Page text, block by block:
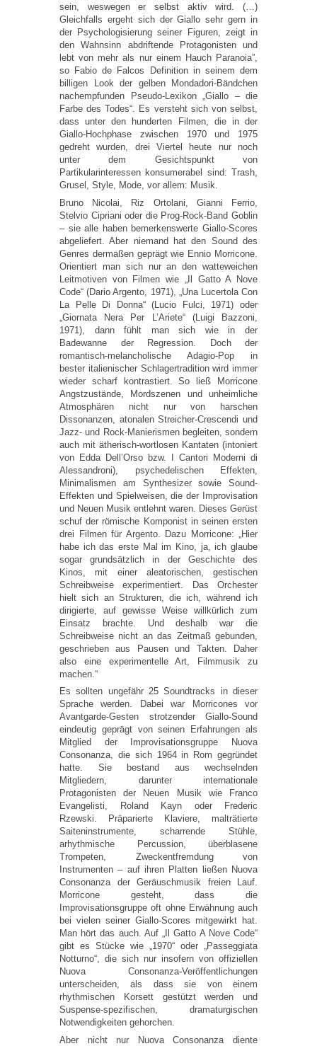
sein, weswegen er selbst aktiv wird. (…)
Gleichfalls ergeht sich der Giallo sehr gern in
der Psychologisierung seiner Figuren, zeigt in
den Wahnsinn abdriftende Protagonisten und
lebt von mehr als nur einem Hauch Paranoia”,
so Fabio de Falcos Definition in seinem dem
billigen Look der gelben Mondadori-Bändchen
nachempfunden Pseudo-Lexikon „Giallo – die
Farbe des Todes“. Es versteht sich von selbst,
dass unter den hunderten Filmen, die in der
Giallo-Hochphase zwischen 1970 und 1975
gedreht wurden, drei Viertel heute nur noch
unter dem Gesichtspunkt von
Partikularinteressen konsumerabel sind: Trash,
Grusel, Style, Mode, vor allem: Musik.
Bruno Nicolai, Riz Ortolani, Gianni Ferrio,
Stelvio Cipriani oder die Prog-Rock-Band Goblin
– sie alle haben bemerkenswerte Giallo-Scores
abgeliefert. Aber niemand hat den Sound des
Genres dermaßen geprägt wie Ennio Morricone.
Orientiert man sich nur an den watteweichen
Leitmotiven von Filmen wie „Il Gatto A Nove
Code“ (Dario Argento, 1971), „Una Lucertola Con
La Pelle Di Donna“ (Lucio Fulci, 1971) oder
„Giornata Nera Per L’Ariete“ (Luigi Bazzoni,
1971), dann fühlt man sich wie in der
Badewanne der Regression. Doch der
romantisch-melancholische Adagio-Pop in
bester italienischer Schlagertradition wird immer
wieder scharf kontrastiert. So ließ Morricone
Angstzustände, Mordszenen und unheimliche
Atmosphären nicht nur von harschen
Dissonanzen, atonalen Streicher-Crescendi und
Jazz- und Rock-Manierismen begleiten, sondern
auch mit ätherisch-wortlosen Kantaten (intoniert
von Edda Dell’Orso bzw. I Cantori Moderni di
Alessandroni), psychedelischen Effekten,
Minimalismen am Synthesizer sowie Sound-
Effekten und Spielweisen, die der Improvisation
und Neuen Musik entlehnt waren. Dieses Gerüst
schuf der römische Komponist in seinen ersten
drei Filmen für Argento. Dazu Morricone: „Hier
habe ich das erste Mal im Kino, ja, ich glaube
sogar grundsätzlich in der Geschichte des
Kinos, mit einer aleatorischen, gestischen
Schreibweise experimentiert. Das Orchester
hielt sich an Strukturen, die ich, während ich
dirigierte, auf gewisse Weise willkürlich zum
Einsatz brachte. Und deshalb war die
Schreibweise nicht an das Zeitmaß gebunden,
geschrieben aus Pausen und Takten. Daher
also eine experimentelle Art, Filmmusik zu
machen.“
Es sollten ungefähr 25 Soundtracks in dieser
Sprache werden. Dabei war Morricones vor
Avantgarde-Gesten strotzender Giallo-Sound
eindeutig geprägt von seinen Erfahrungen als
Mitglied der Improvisationsgruppe Nuova
Consonanza, die sich 1964 in Rom gegründet
hatte. Sie bestand aus wechselnden
Mitgliedern, darunter internationale
Protagonisten der Neuen Musik wie Franco
Evangelisti, Roland Kayn oder Frederic
Rzewski. Präparierte Klaviere, malträtierte
Saiteninstrumente, scharrende Stühle,
arhythmische Percussion, überblasene
Trompeten, Zweckentfremdung von
Instrumenten – auf ihren Platten ließen Nuova
Consonanza der Geräuschmusik freien Lauf.
Morricone gesteht, dass die
Improvisationsgruppe oft ohne Erwähnung auch
bei vielen seiner Giallo-Scores mitgewirkt hat.
Man hört das auch. Auf „Il Gatto A Nove Code“
gibt es Stücke wie „1970“ oder „Passeggiata
Notturno“, die sich nur insofern von offiziellen
Nuova Consonanza-Veröffentlichungen
unterscheiden, als dass sie von einem
rhythmischen Korsett gestützt werden und
Suspense-spezifischen, dramaturgischen
Notwendigkeiten gehorchen.
Aber nicht nur Nuova Consonanza diente